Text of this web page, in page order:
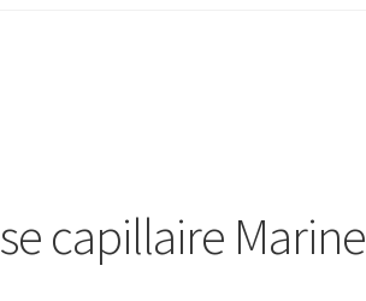
capillaire Marine